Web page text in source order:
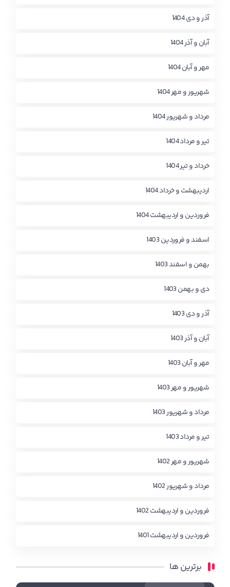
آذر و دی 1404
آبان و آذر 1404
مهر و آبان 1404
شهریور و مهر 1404
مرداد و شهریور 1404
تیر و مرداد 1404
خرداد و تیر 1404
اردیبهشت و خرداد 1404
فروردین و اردیبهشت 1404
اسفند و فروردین 1403
بهمن و اسفند 1403
دی و بهمن 1403
آذر و دی 1403
آبان و آذر 1403
مهر و آبان 1403
شهریور و مهر 1403
مرداد و شهریور 1403
تیر و مرداد 1403
شهریور و مهر 1402
مرداد و شهریور 1402
فروردین و اردیبهشت 1402
فروردین و اردیبهشت 1401
برترین ها